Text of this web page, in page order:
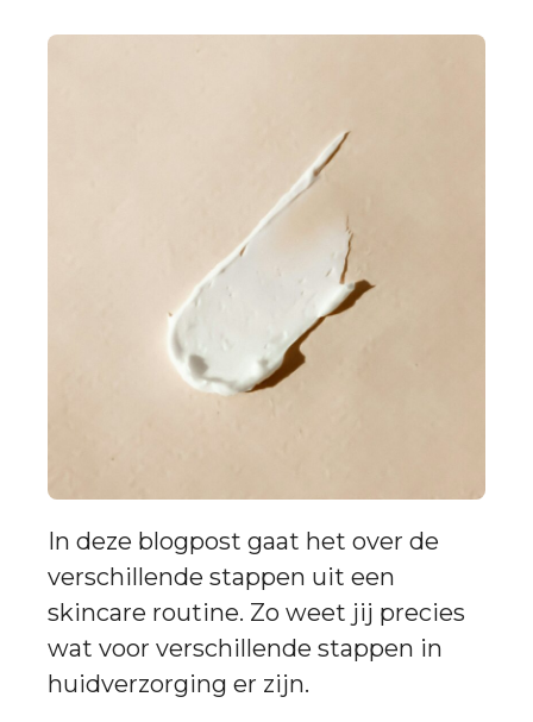
In deze blogpost gaat het over de
verschillende stappen uit een
skincare routine. Zo weet jij precies
wat voor verschillende stappen in
huidverzorging er zijn.